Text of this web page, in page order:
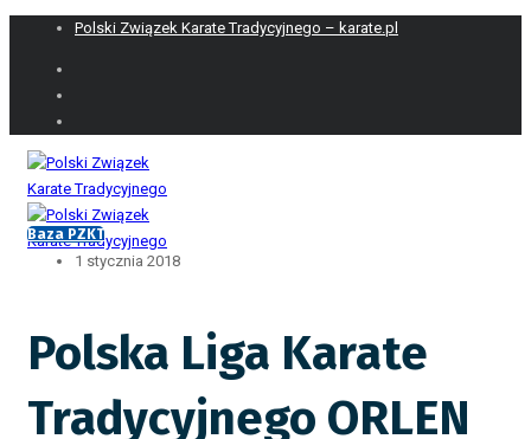
Polski Związek Karate Tradycyjnego – karate.pl
Baza PZKT
1 stycznia 2018
Polska Liga Karate
Tradycyjnego ORLEN